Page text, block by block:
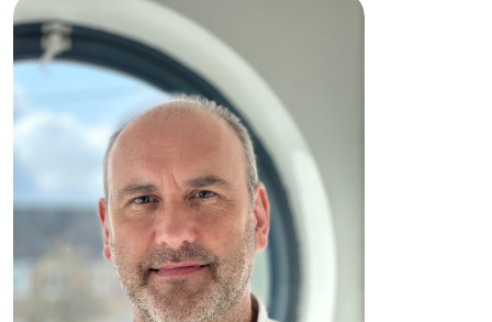
Yr Athro Richard
Clarkson
Sylfaenydd labordy Clarkson
ym Mhrifysgol Caerdydd sydd
wedi nodi dau enyn sy'n
effeithio ar ledaeniad canser.
Darllenwch mwy